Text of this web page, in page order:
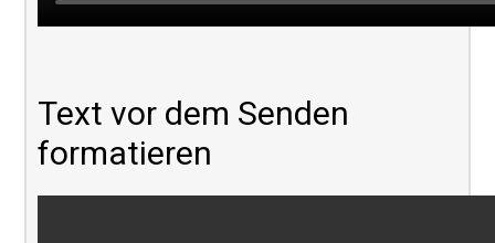
Text vor dem Senden
formatieren